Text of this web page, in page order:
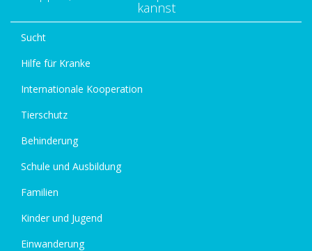
kannst
Sucht
Hilfe für Kranke
Internationale Kooperation
Tierschutz
Behinderung
Schule und Ausbildung
Familien
Kinder und Jugend
Einwanderung